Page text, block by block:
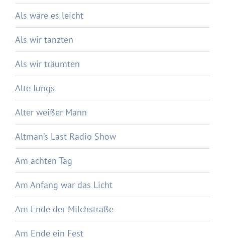
Als wäre es leicht
Als wir tanzten
Als wir träumten
Alte Jungs
Alter weißer Mann
Altman’s Last Radio Show
Am achten Tag
Am Anfang war das Licht
Am Ende der Milchstraße
Am Ende ein Fest